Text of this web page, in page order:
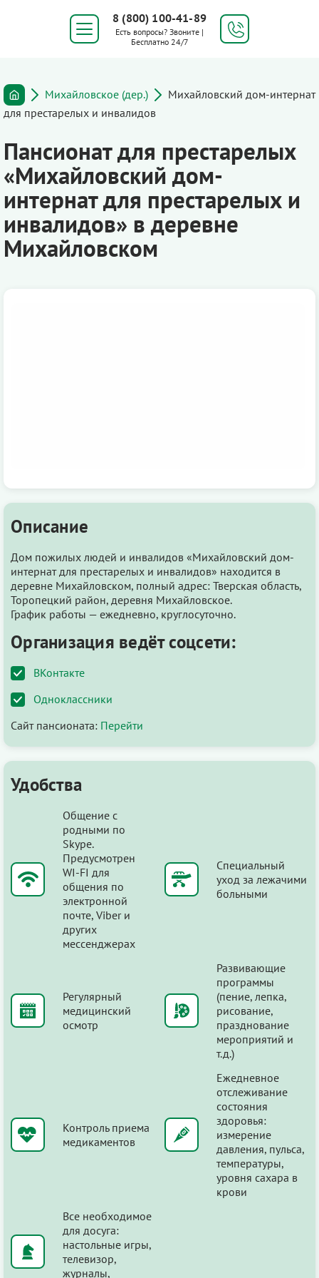
8 (800) 100-41-89
Есть вопросы? Звоните |
Бесплатно 24/7
Михайловское (дер.)
Михайловский дом-интернат
для престарелых и инвалидов
Пансионат для престарелых
«Михайловский дом-
интернат для престарелых и
инвалидов» в деревне
Михайловском
Описание
Дом пожилых людей и инвалидов «Михайловский дом-
интернат для престарелых и инвалидов» находится в
деревне Михайловском, полный адрес: Тверская область,
Торопецкий район, деревня Михайловское.
График работы — ежедневно, круглосуточно.
Организация ведёт соцсети:
ВКонтакте
Одноклассники
Сайт пансионата: Перейти
Удобства
Общение с
родными по
Skype.
Предусмотрен
WI-FI для
общения по
электронной
почте, Viber и
других
мессенджерах
Специальный
уход за лежачими
больными
Регулярный
медицинский
осмотр
Развивающие
программы
(пение, лепка,
рисование,
празднование
мероприятий и
т.д.)
Контроль приема
медикаментов
Ежедневное
отслеживание
состояния
здоровья:
измерение
давления, пульса,
температуры,
уровня сахара в
крови
Все необходимое
для досуга:
настольные игры,
телевизор,
журналы,